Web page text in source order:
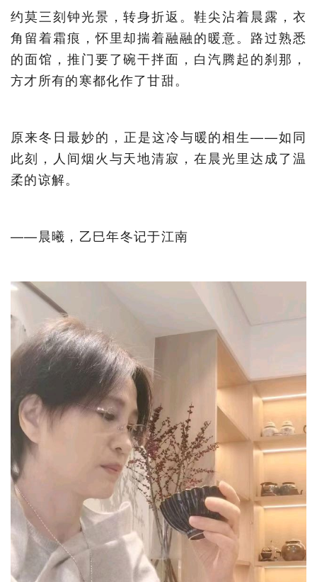
约莫三刻钟光景，转身折返。鞋尖沾着晨露，衣
角留着霜痕，怀里却揣着融融的暖意。路过熟悉
的面馆，推门要了碗干拌面，白汽腾起的刹那，
方才所有的寒都化作了甘甜。
原来冬日最妙的，正是这冷与暖的相生——如同
此刻，人间烟火与天地清寂，在晨光里达成了温
柔的谅解。
——晨曦，乙巳年冬记于江南